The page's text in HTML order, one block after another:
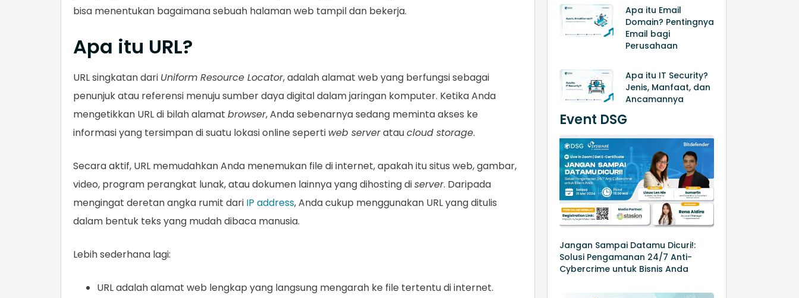
bisa menentukan bagaimana sebuah halaman web tampil dan bekerja.
Apa itu URL?
URL singkatan dari Uniform Resource Locator, adalah alamat web yang berfungsi sebagai
penunjuk atau referensi menuju sumber daya digital dalam jaringan komputer. Ketika Anda
mengetikkan URL di bilah alamat browser, Anda sebenarnya sedang meminta akses ke
informasi yang tersimpan di suatu lokasi online seperti web serverataucloud storage.
Secara aktif, URL memudahkan Anda menemukan file di internet, apakah itu situs web, gambar,
video, program perangkat lunak, atau dokumen lainnya yang dihosting diserver. Daripada
mengingat deretan angka rumit dari IP address, Anda cukup menggunakan URL yang ditulis
dalam bentuk teks yang mudah dibaca manusia.
Lebih sederhana lagi:
URL adalah alamat web lengkap yang langsung mengarah ke file tertentu di internet.
Apa itu Email
Domain? Pentingnya
Email bagi
Perusahaan
Apa itu IT Security?
Jenis, Manfaat, dan
Ancamannya
Event DSG
Jangan Sampai Datamu Dicuri!:
Solusi Pengamanan 24/7 Anti-
Cybercrime untuk Bisnis Anda